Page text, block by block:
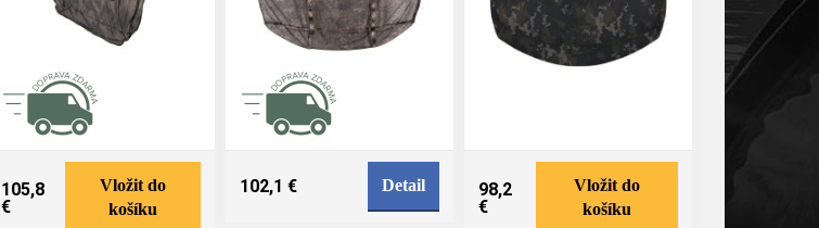
105,8
€
Vložit do
košíku
102,1 € Detail
98,2
€
Vložit do
košíku